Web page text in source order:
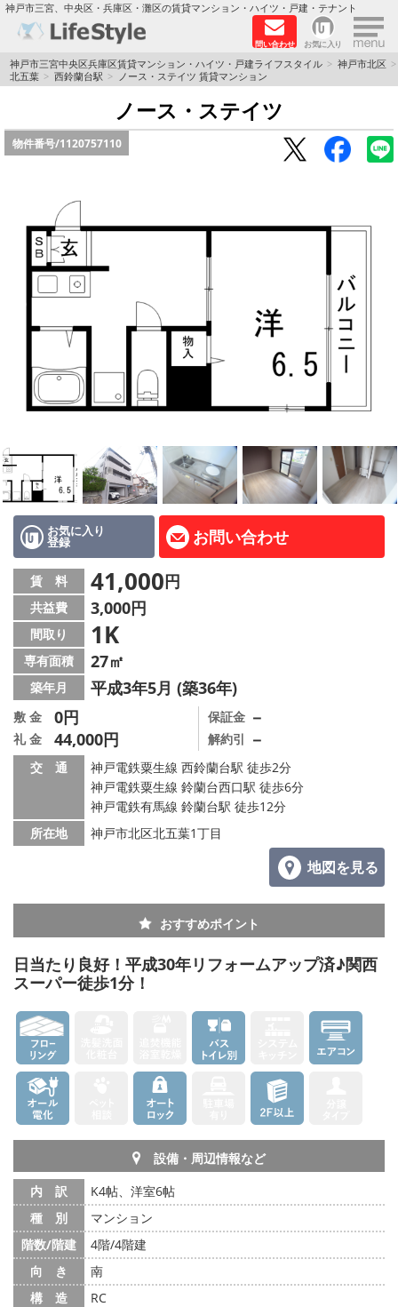
神戸市三宮、中央区・兵庫区・灘区の賃貸マンション・ハイツ・戸建・テナント
問い合わせ お気に入り ×
TOPページ
神戸の単身向けマンション特集
新築物件
保証人不要
高級賃貸
路線·駅から探す
地図から探す
店舗情報·アクセス
会社概要
メールでお問い合わせ
神戸市三宮中央区兵庫区賃貸マンション・ハイツ・戸建ライフスタイル
神戸市北区
北五葉
西鈴蘭台駅 ノース・ステイツ 賃貸マンション
ノース・ステイツ
物件番号/1120757110
お気に入り
登録 お問い合わせ
賃 料 41,000円
共益費 3,000円
間取り 1K
専有面積 27㎡
築年月 平成3年5月 (築36年)
敷 金 0円
礼 金 44,000円
保証金 －
解約引 －
交 通
神戸電鉄粟生線 西鈴蘭台駅 徒歩2分
神戸電鉄粟生線 鈴蘭台西口駅 徒歩6分
神戸電鉄有馬線 鈴蘭台駅 徒歩12分
所在地
神戸市北区北五葉1丁目
地図を見る
おすすめポイント
日当たり良好！平成30年リフォームアップ済♪関西
スーパー徒歩1分！
設備・周辺情報など
内 訳
K4帖、洋室6帖
種 別
マンション
階数/階建
4階/4階建
向 き
南
構 造
RC